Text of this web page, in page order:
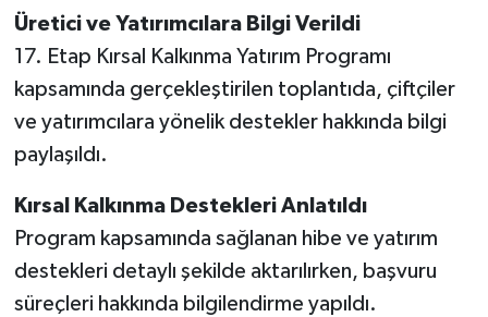
Üretici ve Yatırımcılara Bilgi Verildi
17. Etap Kırsal Kalkınma Yatırım Programı
kapsamında gerçekleştirilen toplantıda, çiftçiler
ve yatırımcılara yönelik destekler hakkında bilgi
paylaşıldı.
Kırsal Kalkınma Destekleri Anlatıldı
Program kapsamında sağlanan hibe ve yatırım
destekleri detaylı şekilde aktarılırken, başvuru
süreçleri hakkında bilgilendirme yapıldı.